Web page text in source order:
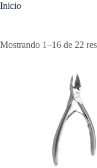
Inicio
Mostrando 1–16 de 22